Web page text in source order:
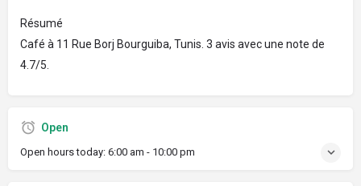
Résumé
Café à 11 Rue Borj Bourguiba, Tunis. 3 avis avec une note de
4.7/5.
Open
Open hours today: 6:00 am - 10:00 pm